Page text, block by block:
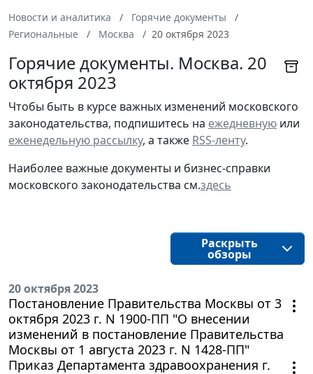
Новости и аналитика
Горячие документы
Региональные
Москва 20 октября 2023
Горячие документы. Москва. 20
октября 2023
Чтобы быть в курсе важных изменений московского
законодательства, подпишитесь на ежедневную или
еженедельную рассылку, а также RSS-ленту.
Наиболее важные документы и бизнес-справки
московского законодательства см.здесь
Раскрыть
обзоры
20 октября 2023
Постановление Правительства Москвы от 3
октября 2023 г. N 1900-ПП "О внесении
изменений в постановление Правительства
Москвы от 1 августа 2023 г. N 1428-ПП"
Приказ Департамента здравоохранения г.